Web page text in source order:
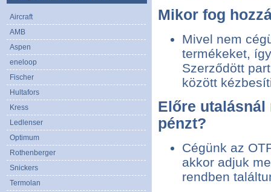
Mikor fog
Mivel nem
termékeket,
Szerződött
között
Előre
pénzt?
Cégünk az
akkor adjuk
rendben
Aircraft
AMB
Aspen
eneloop
Fischer
Hultafors
Kress
Ledlenser
Optimum
Rothenberger
Snickers
Termolan